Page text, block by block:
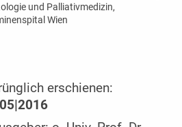
und Palliativmedizin,
Wien
erschienen: